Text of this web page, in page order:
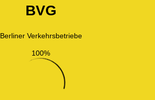
BVG
Berliner Verkehrsbetriebe
100%